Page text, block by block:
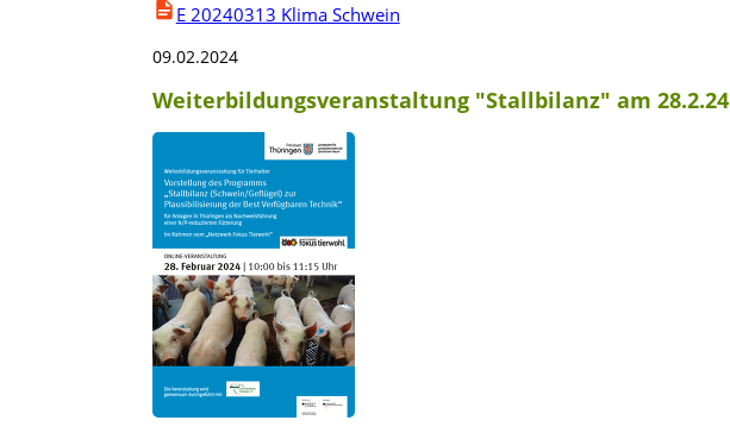
E 20240313 Klima Schwein
09.02.2024
Weiterbildungsveranstaltung "Stallbilanz" am 28.2.24